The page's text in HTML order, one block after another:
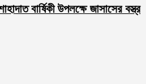
বার্ষিকী উপলক্ষে জাসাসের বস্ত্র